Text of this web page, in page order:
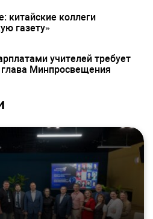
китайские коллеги
газету»
учителей требует
Минпросвещения